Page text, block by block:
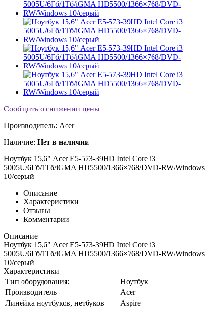
Сообщить о снижении цены
Производитель: Acer
Наличие: Нет в наличии
Ноутбук 15,6" Acer E5-573-39HD Intel Core i3
5005U/6Гб/1Тб/iGMA HD5500/1366×768/DVD-RW/Windows
10/серый
Описание
Характеристики
Отзывы
Комментарии
Описание
Ноутбук 15,6" Acer E5-573-39HD Intel Core i3
5005U/6Гб/1Тб/iGMA HD5500/1366×768/DVD-RW/Windows
10/серый
Характеристики
Тип оборудования:
Ноутбук
Производитель
Acer
Линейка ноутбуков, нетбуков
Aspire